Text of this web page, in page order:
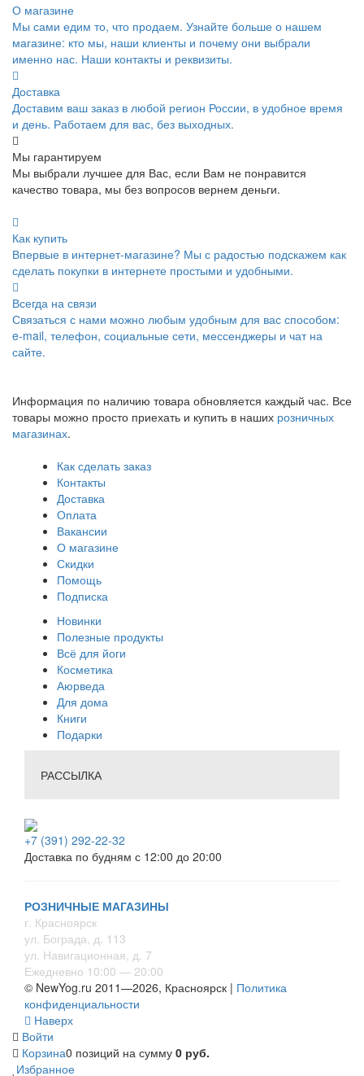
О магазине
Мы сами едим то, что продаем. Узнайте больше о нашем
магазине: кто мы, наши клиенты и почему они выбрали
именно нас. Наши контакты и реквизиты.
Доставка
Доставим ваш заказ в любой регион России, в удобное время
и день. Работаем для вас, без выходных.
Мы гарантируем
Мы выбрали лучшее для Вас, если Вам не понравится
качество товара, мы без вопросов вернем деньги.
Как купить
Впервые в интернет-магазине? Мы с радостью подскажем как
сделать покупки в интернете простыми и удобными.
Всегда на связи
Связаться с нами можно любым удобным для вас способом:
e-mail, телефон, социальные сети, мессенджеры и чат на
сайте.
Информация по наличию товара обновляется каждый час. Все
товары можно просто приехать и купить в наших розничных
магазинах.
Как сделать заказ
Контакты
Доставка
Оплата
Вакансии
О магазине
Скидки
Помощь
Подписка
Новинки
Полезные продукты
Всё для йоги
Косметика
Аюрведа
Для дома
Книги
Подарки
РАССЫЛКА
+7 (391) 292-22-32
Доставка по будням с 12:00 до 20:00
РОЗНИЧНЫЕ МАГАЗИНЫ
г. Красноярск
ул. Бограда, д. 113
ул. Навигационная, д. 7
Ежедневно 10:00 — 20:00
© NewYog.ru 2011—2026, Красноярск | Политика
конфиденциальности
Наверх
Войти
Корзина0 позиций на сумму 0 руб.
Избранное